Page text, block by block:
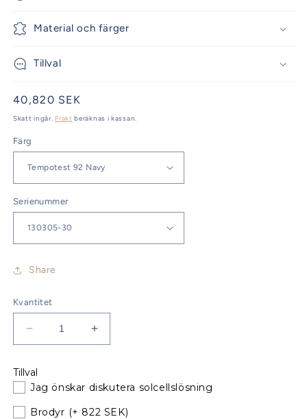
Material och färger
Tillval
Ordinarie
pris
40,820 SEK
Skatt ingår. Frakt beräknas i kassan.
Färg
Serienummer
Share
Kvantitet
Minska
kvantitet
Hanse
415
Sittbrunnskapell
Öka
kvantitet
415
Sittbrunnskapell
Tillval
Jag önskar diskutera solcellslösning
Brodyr (+ 822 SEK)